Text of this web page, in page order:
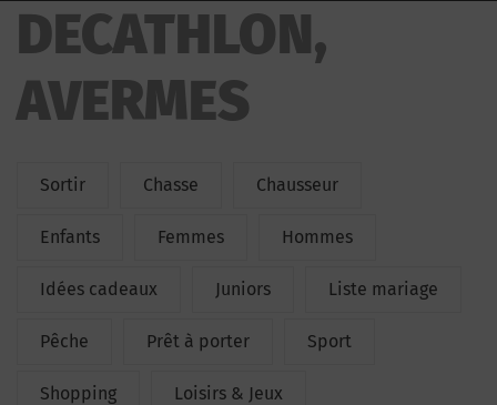
DECATHLON,
AVERMES
Sortir Chasse Chausseur
Enfants Femmes Hommes
Idées cadeaux Juniors Liste mariage
Pêche Prêt à porter Sport
Shopping Loisirs & Jeux